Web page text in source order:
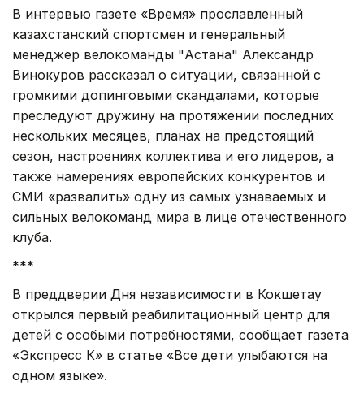
В интервью газете «Время» прославленный
казахстанский спортсмен и генеральный
менеджер велокоманды "Астана" Александр
Винокуров рассказал о ситуации, связанной с
громкими допинговыми скандалами, которые
преследуют дружину на протяжении последних
нескольких месяцев, планах на предстоящий
сезон, настроениях коллектива и его лидеров, а
также намерениях европейских конкурентов и
СМИ «развалить» одну из самых узнаваемых и
сильных велокоманд мира в лице отечественного
клуба.
***
В преддверии Дня независимости в Кокшетау
открылся первый реабилитационный центр для
детей с особыми потребностями, сообщает газета
«Экспресс К» в статье «Все дети улыбаются на
одном языке».